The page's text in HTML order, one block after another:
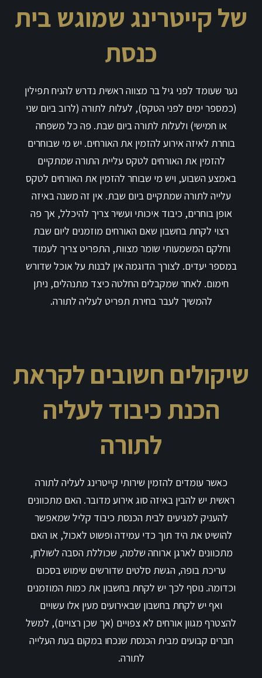
של קייטרינג שמוגש בית
כנסת
נער שעומד לפני גיל בר מצווה ראשית נדרש להניח תפילין
(כמספר ימים לפני הטקס), לעלות לתורה (לרוב ביום שני
או חמישי) ולעלות לתורה ביום שבת. פה כל משפחה
בוחרת לאיזה אירוע להזמין את האורחים. יש מי שבוחרים
להזמין את האורחים לטקס עליית התורה שמתקיים
באמצע השבוע, ויש מי שבוחר להזמין את האורחים לטקס
עלייה לתורה שמתקיים ביום שבת. אין זה משנה באיזה
אופן בוחרים, כיבוד איכותי ועשיר צריך להיכלל, אך פה
רצוי לקחת בחשבון שאם האורחים מוזמנים ליום שבת
וחלקם המשמעותי שומר מצוות, התפריט צריך לעמוד
במספר יעדים. לצורך הדוגמה אין לבנות על אוכל שדורש
חימום. לאחר שמקבלים החלטה כיצד מתנהלים, ניתן
להמשיך לעבר בחירת תפריט לעליה לתורה.
שיקולים חשובים לקראת
הכנת כיבוד לעליה
לתורה
כאשר עומדים להזמין שירותי קייטרינג לעליה לתורה
ראשית יש להבין באיזה סוג אירוע מדובר. האם מתכוונים
להעניק למגיעים לבית הכנסת כיבוד קליל שמאפשר
להושיט את היד תוך כדי עמידה ופשוט לאכול, או האם
מתכוונים לארגן ארוחה שלמה, שכוללת הסבה לשולחן,
עריכת בופה, הגשת סלטים שדורשים שימוש בסכום
וכדומה. נוסף לכך יש לקחת בחשבון את כמות המוזמנים
ואף יש לקחת בחשבון שבאירועים מעין אלו עשויים
להצטרף מגוון אורחים לא צפויים (אך שכן רצויים), למשל
חברים קבועים מבית הכנסת שנכחו במקום בעת העלייה
לתורה.